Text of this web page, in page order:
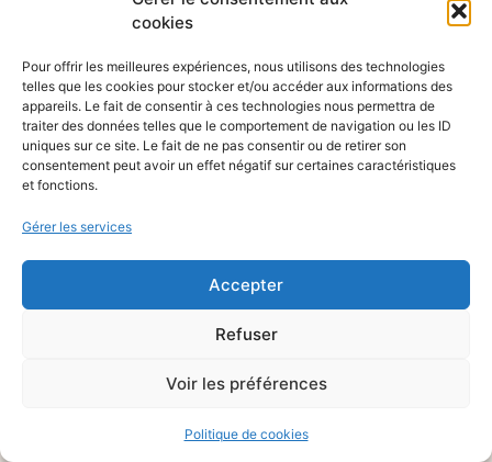
cookies
Pour offrir les meilleures expériences, nous utilisons des technologies
telles que les cookies pour stocker et/ou accéder aux informations des
appareils. Le fait de consentir à ces technologies nous permettra de
traiter des données telles que le comportement de navigation ou les ID
uniques sur ce site. Le fait de ne pas consentir ou de retirer son
consentement peut avoir un effet négatif sur certaines caractéristiques
et fonctions.
Gérer les services
Accepter
Refuser
Voir les préférences
Politique de cookies